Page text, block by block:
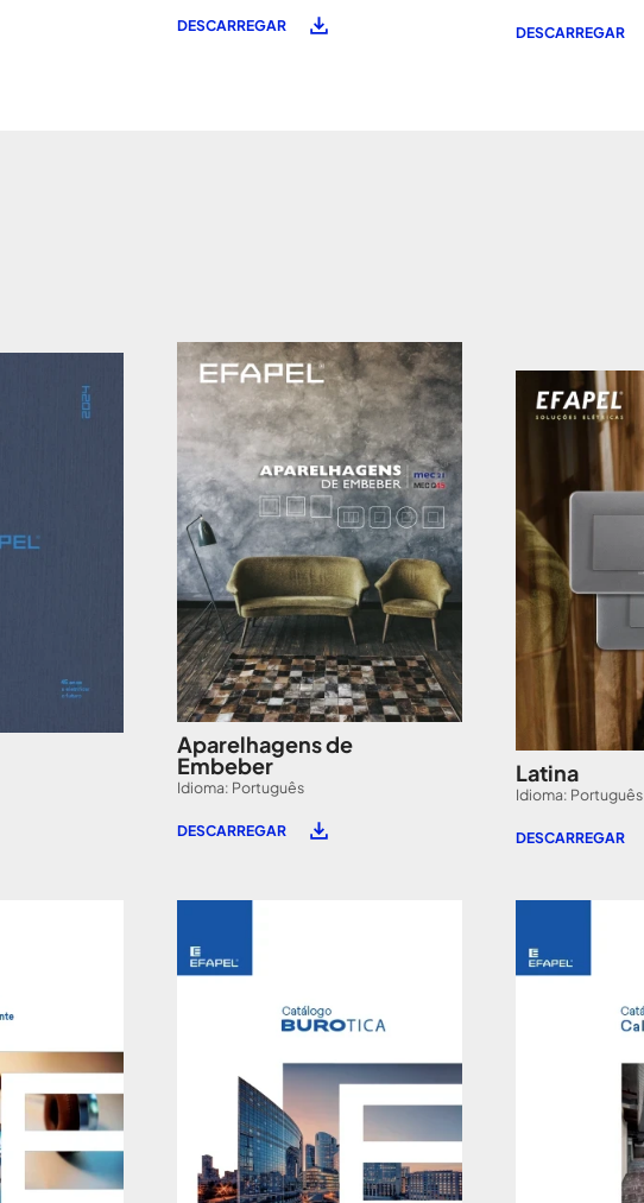
DESCARREGAR DESCARREGAR
Aparelhagens de
Embeber
Idioma: Português
DESCARREGAR
Latina
Idioma: Português
DESCARREGAR